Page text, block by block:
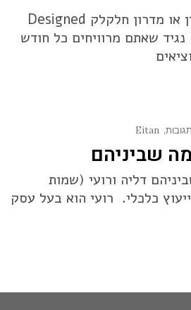
תקציב משפחתי מאוזן או מדרון חלקלק Designed
by ijeab / Freepik נגיד שאתם מרוויחים כל חודש
Eitan
שביניהם
דליה ורועי (שמות
כלכלי. רועי הוא בעל עסק